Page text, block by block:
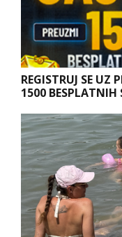
REGISTRUJ SE
1500 BESPLATNIH